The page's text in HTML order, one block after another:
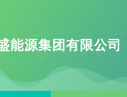
能源集团有限公司